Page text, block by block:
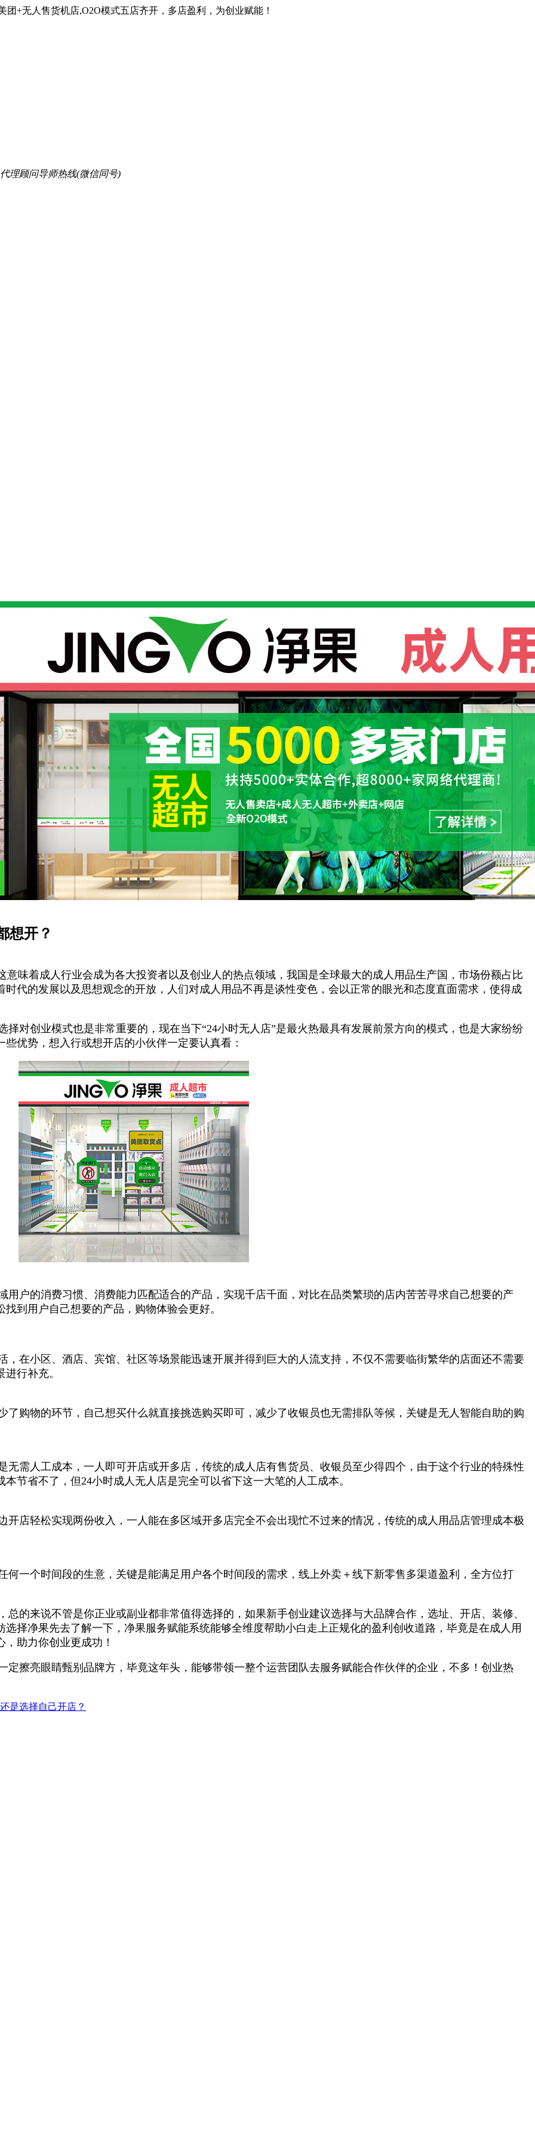
+无人售货机店,O2O模式五店齐开，多店盈利，为创业赋能！
顾问导师热线(微信同号)
想开？
着成人行业会成为各大投资者以及创业人的热点领域，我国是全球最大的成人用品生产国，市场份额占比
代的发展以及思想观念的开放，人们对成人用品不再是谈性变色，会以正常的眼光和态度直面需求，使得成
对创业模式也是非常重要的，现在当下“24小时无人店”是最火热最具有发展前景方向的模式，也是大家纷纷
优势，想入行或想开店的小伙伴一定要认真看：
用户的消费习惯、消费能力匹配适合的产品，实现千店千面，对比在品类繁琐的店内苦苦寻求自己想要的产
到用户自己想要的产品，购物体验会更好。
，在小区、酒店、宾馆、社区等场景能迅速开展并得到巨大的人流支持，不仅不需要临街繁华的店面还不需要
行补充。
了购物的环节，自己想买什么就直接挑选购买即可，减少了收银员也无需排队等候，关键是无人智能自助的购
无需人工成本，一人即可开店或开多店，传统的成人店有售货员、收银员至少得四个，由于这个行业的特殊性
节省不了，但24小时成人无人店是完全可以省下这一大笔的人工成本。
开店轻松实现两份收入，一人能在多区域开多店完全不会出现忙不过来的情况，传统的成人用品店管理成本极
何一个时间段的生意，关键是能满足用户各个时间段的需求，线上外卖＋线下新零售多渠道盈利，全方位打
的来说不管是你正业或副业都非常值得选择的，如果新手创业建议选择与大品牌合作，选址、开店、装修、
择净果先去了解一下，净果服务赋能系统能够全维度帮助小白走上正规化的盈利创收道路，毕竟是在成人用
助力你创业更成功！
定擦亮眼睛甄别品牌方，毕竟这年头，能够带领一整个运营团队去服务赋能合作伙伴的企业，不多！创业热
是选择自己开店？